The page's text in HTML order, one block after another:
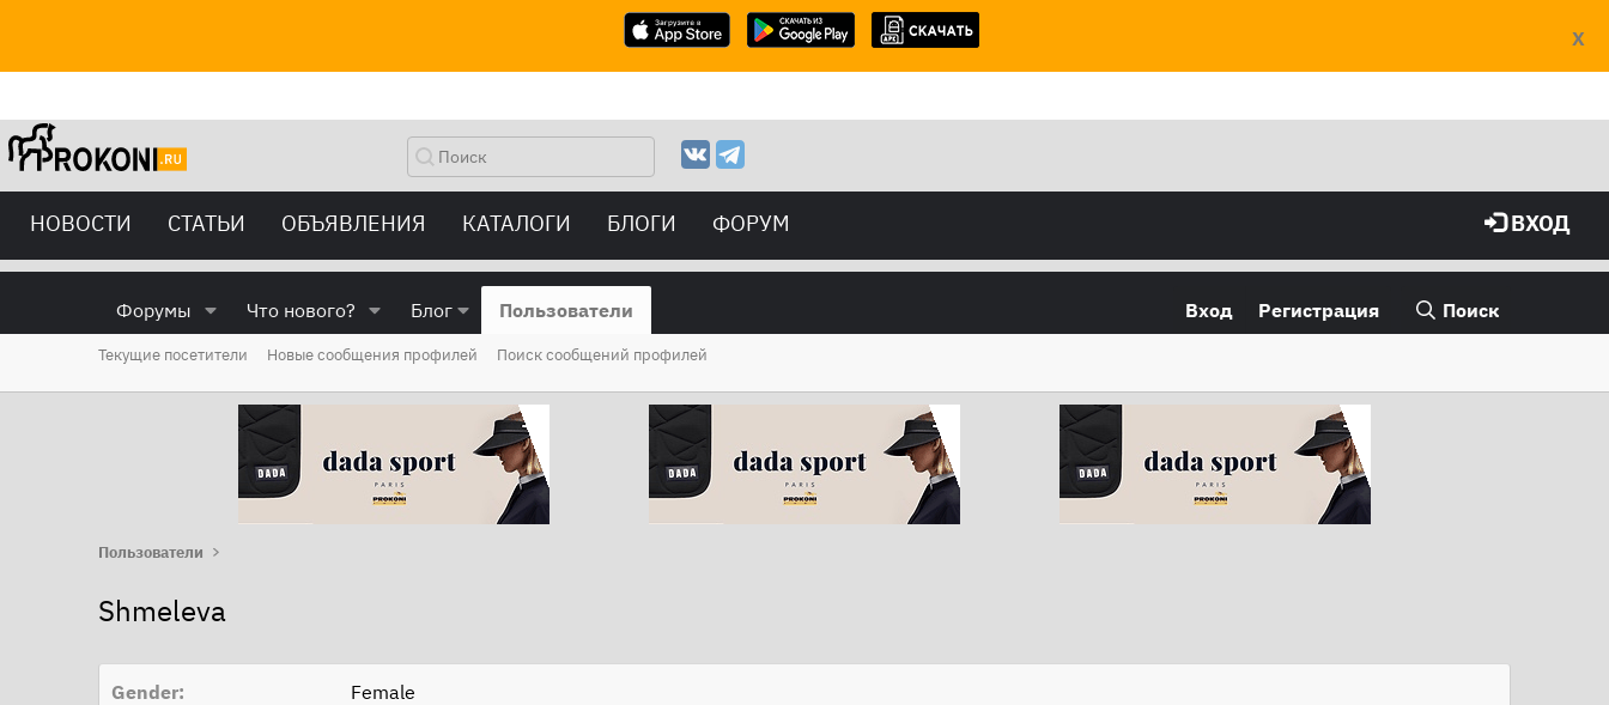
X
НОВОСТИ СТАТЬИ ОБЪЯВЛЕНИЯ КАТАЛОГИ БЛОГИ ФОРУМ ВХОД
Форумы Что нового? Блог Пользователи Вход Регистрация Поиск
Текущие посетители Новые сообщения профилей Поиск сообщений профилей
Пользователи
Shmeleva
Gender Female